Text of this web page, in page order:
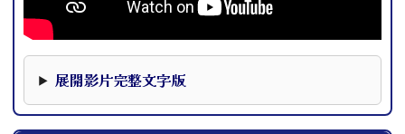
展開影片完整文字版